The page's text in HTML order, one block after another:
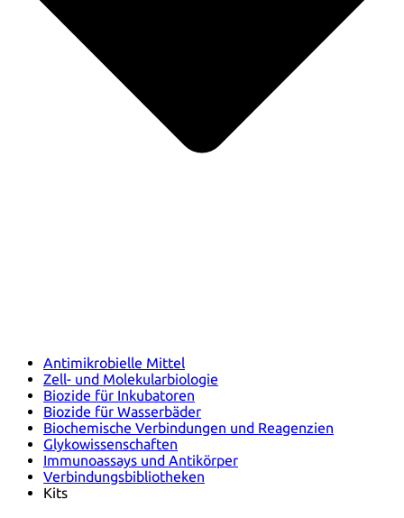
Antimikrobielle Mittel
Zell- und Molekularbiologie
Biozide für Inkubatoren
Biozide für Wasserbäder
Biochemische Verbindungen und Reagenzien
Glykowissenschaften
Immunoassays und Antikörper
Verbindungsbibliotheken
Kits